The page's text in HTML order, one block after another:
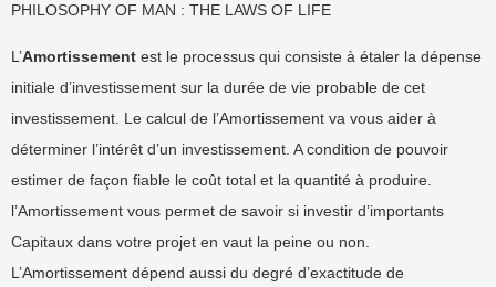
PHILOSOPHY OF MAN : THE LAWS OF LIFE
L’Amortissement est le processus qui consiste à étaler la dépense
initiale d’investissement sur la durée de vie probable de cet
investissement. Le calcul de l’Amortissement va vous aider à
déterminer l’intérêt d’un investissement. A condition de pouvoir
estimer de façon fiable le coût total et la quantité à produire.
l’Amortissement vous permet de savoir si investir d’importants
Capitaux dans votre projet en vaut la peine ou non.
L’Amortissement dépend aussi du degré d’exactitude de